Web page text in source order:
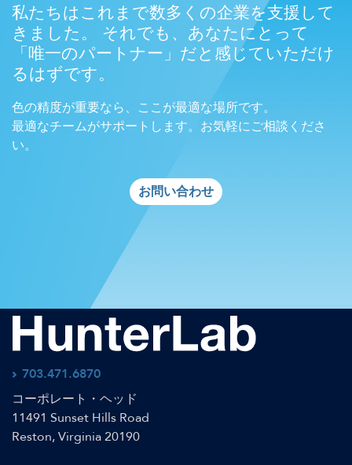
私たちはこれまで数多くの企業を支援して
きました。 それでも、あなたにとって
「唯一のパートナー」だと感じていただけ
るはずです。
色の精度が重要なら、ここが最適な場所です。
最適なチームがサポートします。お気軽にご相談くださ
い。
お問い合わせ
703.471.6870
コーポレート・ヘッド
11491 Sunset Hills Road
Reston, Virginia 20190